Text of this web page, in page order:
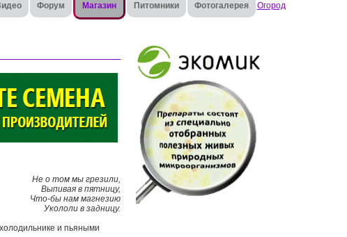
Форум Магазин Питомники Фотогалерея Огород
Не о том мы грезили,
Выпивая в пятницу,
Что-бы нам магнезию
Укололи в задницу.
и пьяными